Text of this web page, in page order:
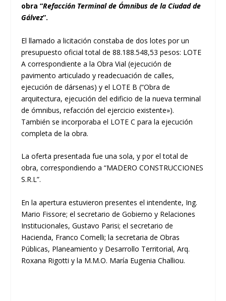
obra “Refacción Terminal de Ómnibus de la Ciudad de
Gálvez”.
El llamado a licitación constaba de dos lotes por un
presupuesto oficial total de 88.188.548,53 pesos: LOTE
A correspondiente a la Obra Vial (ejecución de
pavimento articulado y readecuación de calles,
ejecución de dársenas) y el LOTE B (“Obra de
arquitectura, ejecución del edificio de la nueva terminal
de ómnibus, refacción del ejercicio existente»).
También se incorporaba el LOTE C para la ejecución
completa de la obra.
La oferta presentada fue una sola, y por el total de
obra, correspondiendo a “MADERO CONSTRUCCIONES
S.R.L”.
En la apertura estuvieron presentes el intendente, Ing.
Mario Fissore; el secretario de Gobierno y Relaciones
Institucionales, Gustavo Parisi; el secretario de
Hacienda, Franco Comelli; la secretaria de Obras
Públicas, Planeamiento y Desarrollo Territorial, Arq.
Roxana Rigotti y la M.M.O. María Eugenia Challiou.